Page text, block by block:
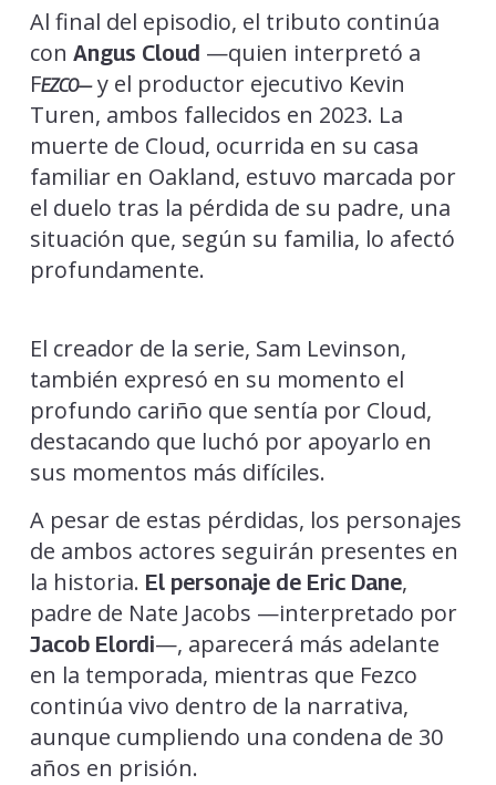
Al final del episodio, el tributo continúa
con Angus Cloud —quien interpretó a
FEZCO—y el productor ejecutivo Kevin
Turen, ambos fallecidos en 2023. La
muerte de Cloud, ocurrida en su casa
familiar en Oakland, estuvo marcada por
el duelo tras la pérdida de su padre, una
situación que, según su familia, lo afectó
profundamente.
El creador de la serie, Sam Levinson,
también expresó en su momento el
profundo cariño que sentía por Cloud,
destacando que luchó por apoyarlo en
sus momentos más difíciles.
A pesar de estas pérdidas, los personajes
de ambos actores seguirán presentes en
la historia. El personaje de Eric Dane,
padre de Nate Jacobs —interpretado por
Jacob Elordi—, aparecerá más adelante
en la temporada, mientras que Fezco
continúa vivo dentro de la narrativa,
aunque cumpliendo una condena de 30
años en prisión.